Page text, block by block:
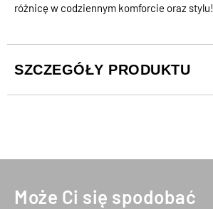
różnicę w codziennym komforcie oraz stylu!
SZCZEGÓŁY PRODUKTU
Może Ci się spodobać